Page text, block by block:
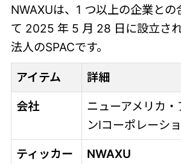
NWAXUは、1 つ以上の企業との
て 2025 年 5 月 28 日に設立さ
法人のSPACです。
アイテム
詳細
会社
ニューアメリカ・
ンIコーポレーシ
ティッカー
NWAXU